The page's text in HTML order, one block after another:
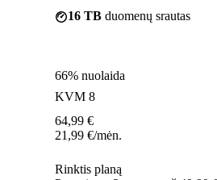
16 TB duomenų srautas
66% nuolaida
KVM 8
64,99 €
21,99 €/mėn.
Rinktis planą